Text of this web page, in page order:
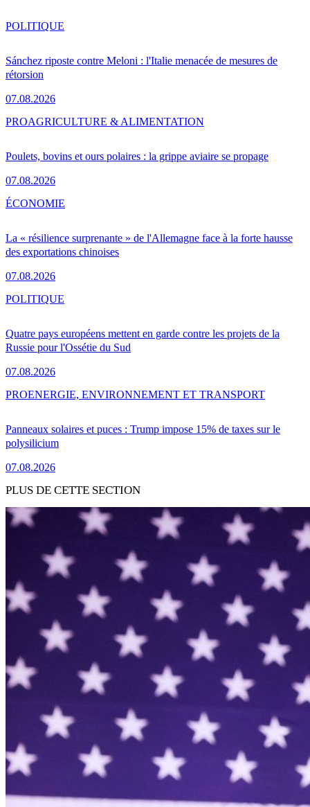
Sánchez riposte contre Meloni : l'Italie menacée de mesures de
rétorsion
07.08.2026
POLITIQUE
Poulets, bovins et ours polaires : la grippe aviaire se propage
07.08.2026
PROAGRICULTURE & ALIMENTATION
La « résilience surprenante » de l'Allemagne face à la forte hausse
des exportations chinoises
07.08.2026
ÉCONOMIE
Quatre pays européens mettent en garde contre les projets de la
Russie pour l'Ossétie du Sud
07.08.2026
POLITIQUE
Panneaux solaires et puces : Trump impose 15% de taxes sur le
polysilicium
07.08.2026
PROENERGIE, ENVIRONNEMENT ET TRANSPORT
PLUS DE CETTE SECTION